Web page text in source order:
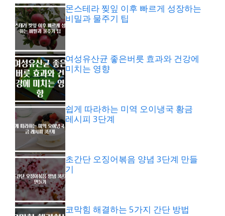
몬스테라 찢잎 이후 빠르게 성장하는
비밀과 물주기 팁
여성유산균 좋은버릇 효과와 건강에
미치는 영향
쉽게 따라하는 미역 오이냉국 황금
레시피 3단계
초간단 오징어볶음 양념 3단계 만들
기
코막힘 해결하는 5가지 간단 방법